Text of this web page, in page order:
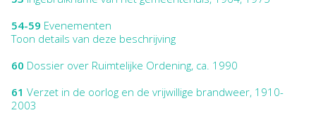
54-59 Evenementen
Toon details van deze beschrijving
60 Dossier over Ruimtelijke Ordening, ca. 1990
61 Verzet in de oorlog en de vrijwillige brandweer, 1910-
2003